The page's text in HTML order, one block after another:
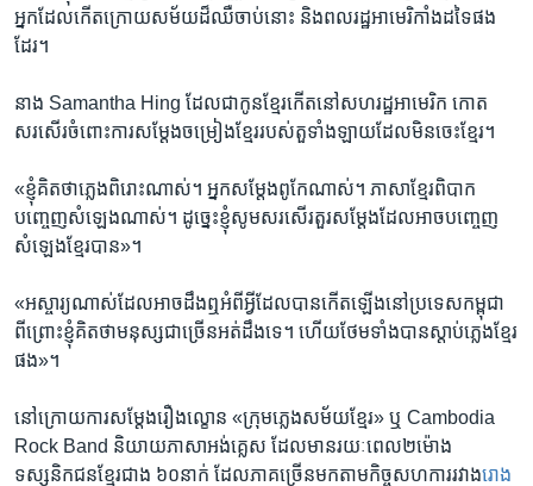
អ្នក​ដែល​កើត​ក្រោយ​សម័យ​ដ៏​ឈឺ​ចាប់​នោះ និង​ពលរដ្ឋ​អាមេរិកាំង​ដទៃផង​
ដែរ។
នាង Samantha Hing ដែល​ជា​កូន​ខ្មែរ​កើត​នៅសហរដ្ឋ​អាមេរិក កោត​
សរសើរ​ចំពោះ​ការ​សម្តែង​ចម្រៀង​ខ្មែរ​របស់​តួទាំង​ឡាយ​ដែល​មិន​ចេះ​ខ្មែរ។
‍«ខ្ញុំ​គិត​ថា​ភ្លេង​ពិរោះ​ណាស់។​ អ្នក​សម្តែង​ពូកែ​ណាស់។ ភាសា​ខ្មែរ​ពិបាក​
បញ្ចេញ​សំឡេងណាស់។ ដូច្នេះ​ខ្ញុំ​សូម​សរសើរ​តួរសម្តែងដែល​អាច​បញ្ចេញ​
សំឡេង​ខ្មែរ​បាន»។
«អស្ចារ្យ​ណាស់​ដែល​អាច​ដឹង​ឮ​អំពី​អ្វី​ដែល​បាន​កើត​ឡើង​នៅ​ប្រទេស​កម្ពុជា
ពី​ព្រោះ​ខ្ញុំ​គិត​ថា​មនុស្ស​ជា​ច្រើន​អត់​ដឹងទេ។ ហើយថែម​ទាំង​បាន​ស្តាប់​ភ្លេង​ខ្មែរ​
ផង‍»។
នៅ​ក្រោយ​ការ​សម្តែងរឿង​ល្ខោន «ក្រុម​ភ្លេង​សម័យ​ខ្មែរ» ឬ Cambodia
Rock Band ​និយាយ​ភាសា​អង់គ្លេស ដែល​មាន​រយៈពេល​២ម៉ោង​ ​
ទស្សនិកជន​ខ្មែរជាង​ ៦០នាក់​ ដែល​ភាគ​ច្រើន​មក​តាម​កិច្ច​សហការ​រវាង​រោង​